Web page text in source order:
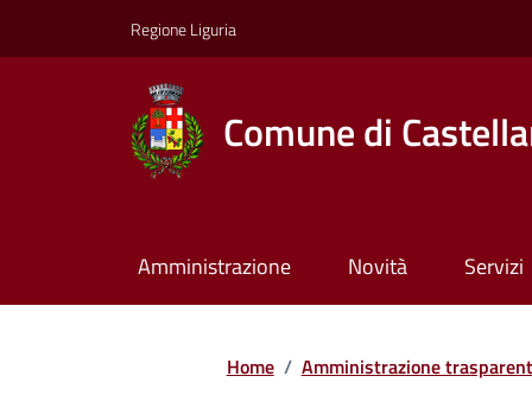
Regione Liguria
Comune di
Amministrazione Novità Servizi
Home / Amministrazione